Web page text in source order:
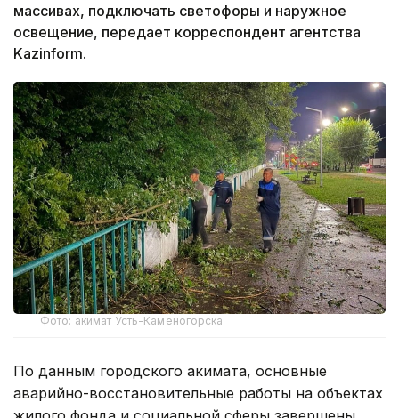
массивах, подключать светофоры и наружное
освещение, передает корреспондент агентства
Kazinform.
Фото: акимат Усть-Каменогорска
По данным городского акимата, основные
аварийно-восстановительные работы на объектах